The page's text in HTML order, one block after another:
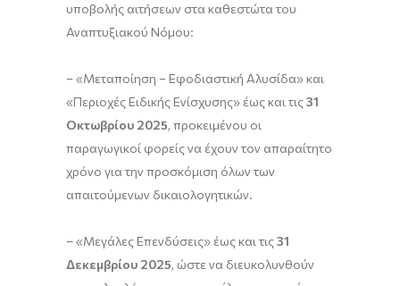
υποβολής αιτήσεων στα καθεστώτα του
Αναπτυξιακού Νόμου:
– «Μεταποίηση – Εφοδιαστική Αλυσίδα» και
«Περιοχές Ειδικής Ενίσχυσης» έως και τις31
Οκτωβρίου 2025, προκειμένου οι
παραγωγικοί φορείς να έχουν τον απαραίτητο
χρόνο για την προσκόμιση όλων των
απαιτούμενων δικαιολογητικών.
– «Μεγάλες Επενδύσεις» έως και τις31
Δεκεμβρίου 2025, ώστε να διευκολυνθούν